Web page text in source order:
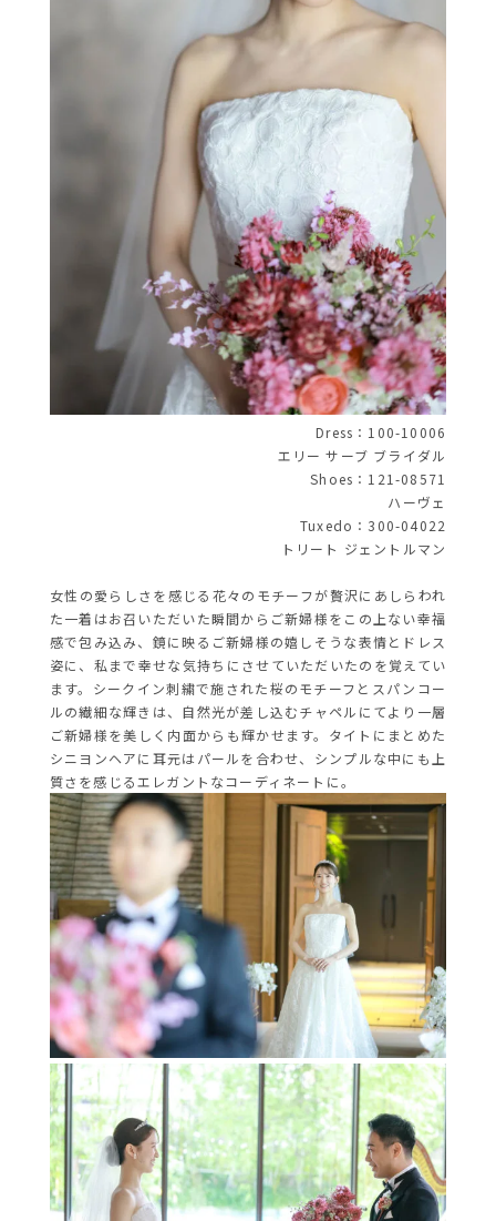
Dress： 100-10006
エリー サーブ ブライダル
Shoes： 121-08571
ハーヴェ
Tuxedo：300-04022
トリート ジェントルマン
女性の愛らしさを感じる花々のモチーフが贅沢にあしらわれ
た一着はお召いただいた瞬間からご新婦様をこの上ない幸福
感で包み込み、 鏡に映るご新婦様の嬉しそうな表情とドレス
姿に、私まで幸せな気持ちにさせていただいたのを覚えてい
ます。シークイン刺繍で施された桜のモチーフとスパンコー
ルの繊細な輝きは、自然光が差し込むチャペルにてより一層
ご新婦様を美しく内面からも輝かせます。タイトにまとめた
シニヨンヘアに耳元はパールを合わせ、シンプルな中にも上
質さを感じるエレガントなコーディネートに。